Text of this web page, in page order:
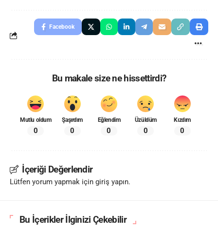
Facebook
Bu makale size ne hissettirdi?
Mutlu oldum
0
Şaşırdım
0
Eğlendim
0
Üzüldüm
0
Kızdım
0
İçeriği Değerlendir
Lütfen yorum yapmak için giriş yapın.
Bu İçerikler İlginizi Çekebilir